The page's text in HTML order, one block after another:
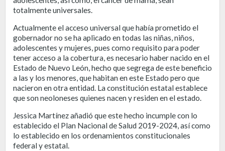
totalmente universales.
Actualmente el acceso universal que había prometido el
gobernador no se ha aplicado en todas las niñas, niños,
adolescentes y mujeres, pues como requisito para poder
tener acceso a la cobertura, es necesario haber nacido en el
Estado de Nuevo León, hecho que segrega de este beneficio
a las y los menores, que habitan en este Estado pero que
nacieron en otra entidad. La constitución estatal establece
que son neoloneses quienes nacen y residen en el estado.
Jessica Martínez añadió que este hecho incumple con lo
establecido el Plan Nacional de Salud 2019-2024, así como
lo establecido en los ordenamientos constitucionales
federal y estatal.